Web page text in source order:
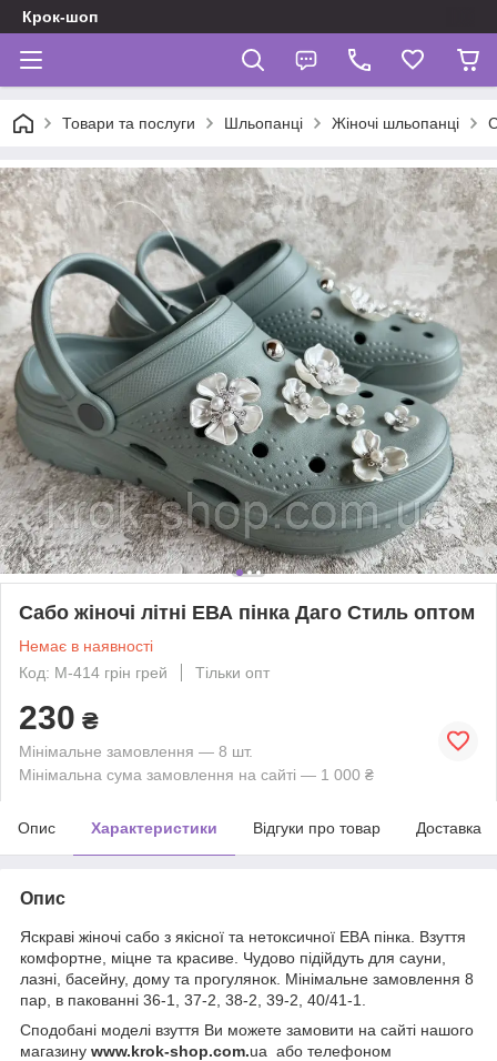
Крок-шоп
Товари та послуги Шльопанці Жіночі шльопанці
Сабо жіночі літні ЕВА пінка Даго Стиль оптом
Немає в наявності
Код: М-414 грін грей
Тільки опт
230 ₴
Мінімальне замовлення — 8 шт.
Мінімальна сума замовлення на сайті — 1 000 ₴
Опис Характеристики Відгуки про товар Доставка
Опис
Яскраві жіночі сабо з якісної та нетоксичної ЕВА пінка. Взуття
комфортне, міцне та красиве. Чудово підійдуть для сауни,
лазні, басейну, дому та прогулянок. Мінімальне замовлення 8
пар, в пакованні 36-1, 37-2, 38-2, 39-2, 40/41-1.
Сподобані моделі взуття Ви можете замовити на сайті нашого
магазину www.krok-shop.com.ua або телефоном